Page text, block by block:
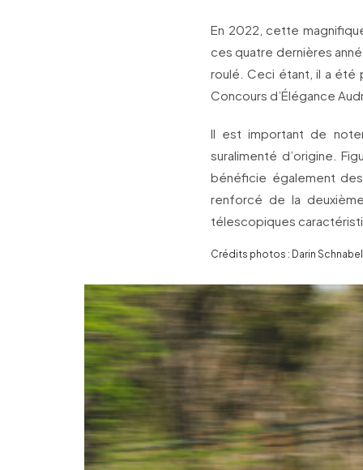
En 2022, cette
ces quatre dernières
roulé. Ceci étant, il a été
Concours d’Élégance
Il est important de
suralimenté d’origine.
bénéficie également
renforcé de la
télescopiques
Crédits photos : Darin